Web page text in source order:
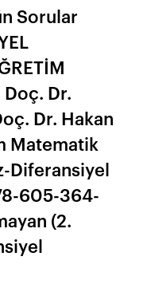
Sorular
Dr.
Dr. Hakan
Matematik
Diferansiyel
605-364-
(2.